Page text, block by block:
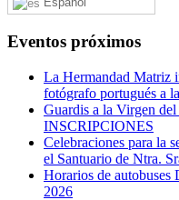
Eventos próximos
La Hermandad Matriz
fotógrafo portugués a
Guardis a la Virgen
INSCRIPCIONES
Celebraciones para la
el Santuario de Ntra.
Horarios de autobuses
2026